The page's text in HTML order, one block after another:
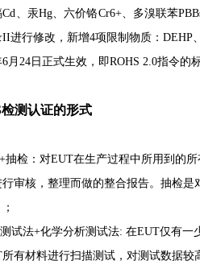
Cd、汞Hg、六价铬Cr6+、多溴联苯
进行修改，新增4项限制物质：DEHP
6月24日正式生效，即ROHS 2.0指令
测认证的形式
抽检：对EUT在生产过程中所用到的
审核，整理而做的整合报告。抽检
试法+化学分析测试法: 在EUT仅有一
有材料进行扫描测试，对测试数据